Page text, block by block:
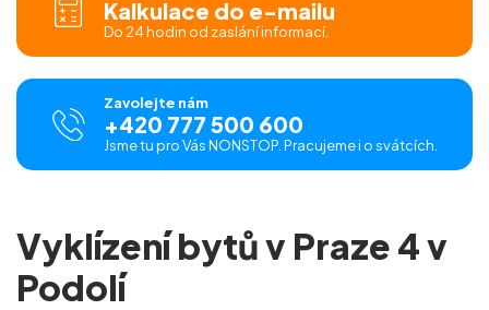
Kalkulace do e-mailu
Do 24 hodin od zaslání informací.
Zavolejte nám
+420 777 500 600
Jsme tu pro Vás NONSTOP. Pracujeme i o svátcích.
Vyklízení bytů v Praze 4 v
Podolí